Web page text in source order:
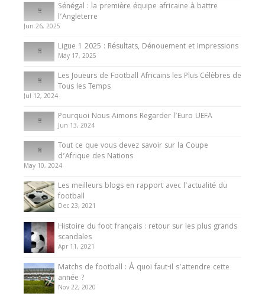
Présentation de l’équipe nationale de football
du Cameroun
8 August 2025
Sénégal : la première équipe africaine à battre
l’Angleterre
Jun 26, 2025
Ligue 1 2025 : Résultats, Dénouement et Impressions
May 17, 2025
Les Joueurs de Football Africains les Plus Célèbres de
Tous les Temps
Jul 12, 2024
Pourquoi Nous Aimons Regarder l’Euro UEFA
Jun 13, 2024
Tout ce que vous devez savoir sur la Coupe
d’Afrique des Nations
May 10, 2024
Les meilleurs blogs en rapport avec l’actualité du
football
Dec 23, 2021
Histoire du foot français : retour sur les plus grands
scandales
Apr 11, 2021
Matchs de football : À quoi faut-il s’attendre cette
année ?
Nov 22, 2020